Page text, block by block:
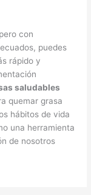
con
puedes
rápido y
saludables
quemar grasa
hábitos de vida
una herramienta
de nosotros